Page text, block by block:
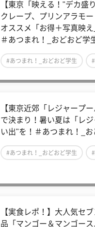
【東京「映える！"デカ盛
クレープ、プリンアラモ
オススメ「お得＋写真映
＃あつまれ！_おどおど学
#あつまれ！_おどおど学生
【東京近郊「レジャープ
で決まり！暑い夏は「レ
い出"を！＃あつまれ！_お
#あつまれ！_おどおど学生
【実食レポ！】大人気セ
品「マンゴー＆マンゴー